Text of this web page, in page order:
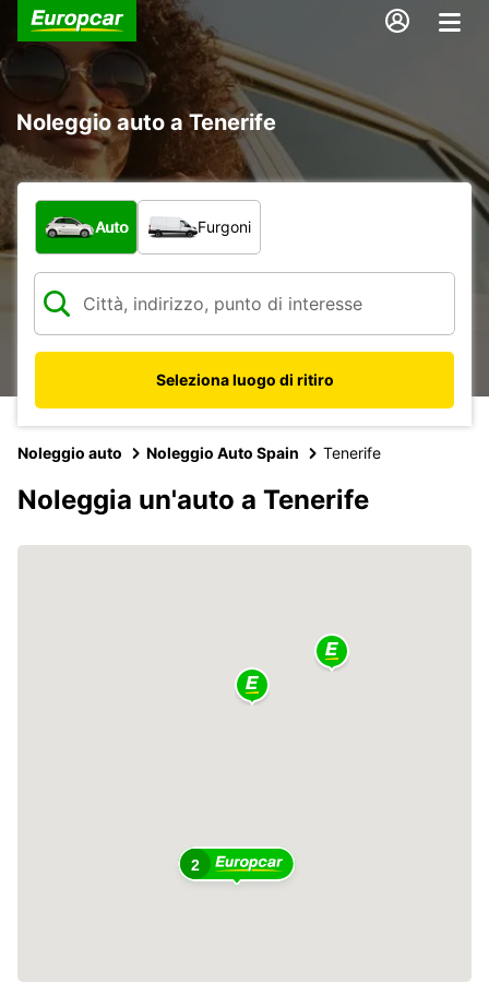
Noleggio auto a Tenerife
Scegli la tipologia di veicolo:
Auto Furgoni
Seleziona luogo di ritiro
Noleggio auto Noleggio Auto Spain Tenerife
Noleggia un'auto a Tenerife
2